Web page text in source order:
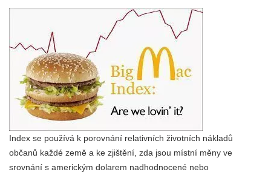
Index se používá k porovnání relativních životních nákladů
občanů každé země a ke zjištění, zda jsou místní měny ve
srovnání s americkým dolarem nadhodnocené nebo